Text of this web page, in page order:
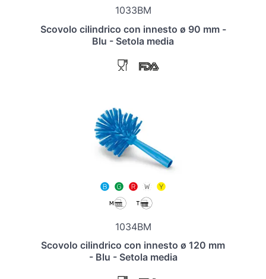
1033BM
Scovolo cilindrico con innesto ø 90 mm -
Blu - Setola media
1034BM
Scovolo cilindrico con innesto ø 120 mm
- Blu - Setola media